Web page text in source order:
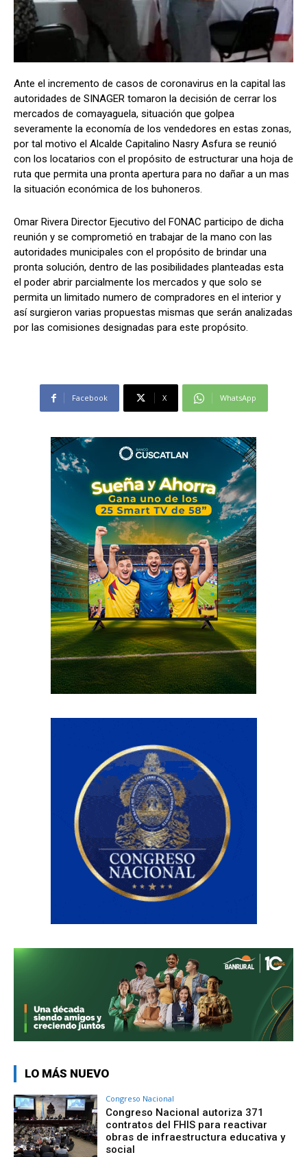
Comparta
Facebook X WhatsApp
Síganos
Comparta
Facebook X WhatsApp
Síganos
Ante el incremento de casos de coronavirus en la capital las
autoridades de SINAGER tomaron la decisión de cerrar los
mercados de comayaguela, situación que golpea
severamente la economía de los vendedores en estas zonas,
por tal motivo el Alcalde Capitalino Nasry Asfura se reunió
con los locatarios con el propósito de estructurar una hoja de
ruta que permita una pronta apertura para no dañar a un mas
la situación económica de los buhoneros.
Omar Rivera Director Ejecutivo del FONAC participo de dicha
reunión y se comprometió en trabajar de la mano con las
autoridades municipales con el propósito de brindar una
pronta solución, dentro de las posibilidades planteadas esta
el poder abrir parcialmente los mercados y que solo se
permita un limitado numero de compradores en el interior y
así surgieron varias propuestas mismas que serán analizadas
por las comisiones designadas para este propósito.
Facebook X WhatsApp
LO MÁS NUEVO
Congreso Nacional
Congreso Nacional autoriza 371
contratos del FHIS para reactivar
obras de infraestructura educativa y
social